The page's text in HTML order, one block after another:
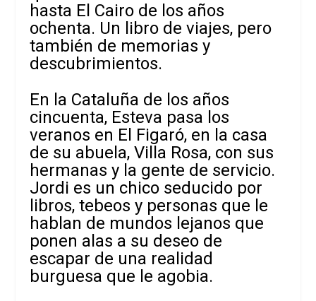
hasta El Cairo de los años
ochenta. Un libro de viajes, pero
también de memorias y
descubrimientos.
En la Cataluña de los años
cincuenta, Esteva pasa los
veranos en El Figaró, en la casa
de su abuela, Villa Rosa, con sus
hermanas y la gente de servicio.
Jordi es un chico seducido por
libros, tebeos y personas que le
hablan de mundos lejanos que
ponen alas a su deseo de
escapar de una realidad
burguesa que le agobia.